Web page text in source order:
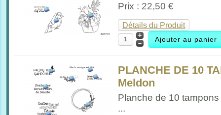
Prix : 22,50 €
Détails du Produit
PLANCHE DE 10
Meldon
Planche de 10
...